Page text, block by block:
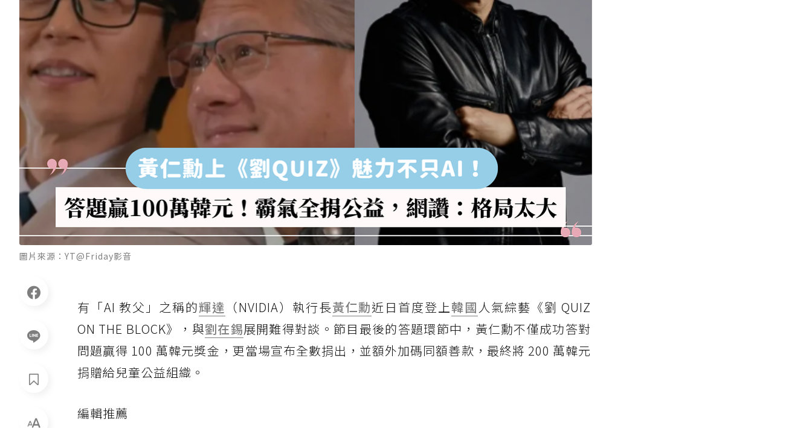
圖片來源：YT@Friday影音
有「AI 教父」之稱的輝達 （NVIDIA）執行長黃仁勳近日首度登上韓國 人氣綜藝《劉 QUIZ
ON THE BLOCK》，與劉在錫展開難得對談。節目最後的答題環節中，黃仁勳不僅成功答對
問題贏得 100 萬韓元獎金，更當場宣布全數捐出，並額外加碼同額善款，最終將 200 萬韓元
捐贈給兒童公益組織。
編輯推薦